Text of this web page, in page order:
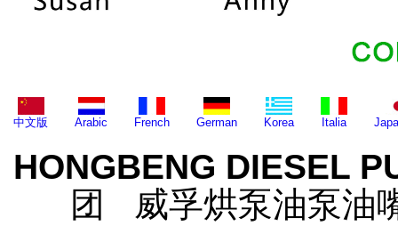
中文版 Arabic French German Korea Italia
HONGBENG DIESEL
团 威孚烘泵油泵油